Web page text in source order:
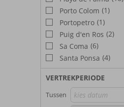
Porto Colom (1)
Portopetro (1)
Puig d'en Ros (2)
Sa Coma (6)
Santa Ponsa (4)
VERTREKPERIODE
Tussen